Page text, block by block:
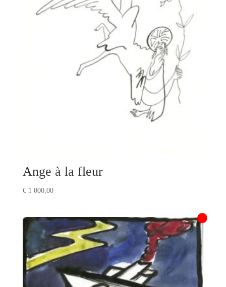
Ange à la fleur
€1 000,00